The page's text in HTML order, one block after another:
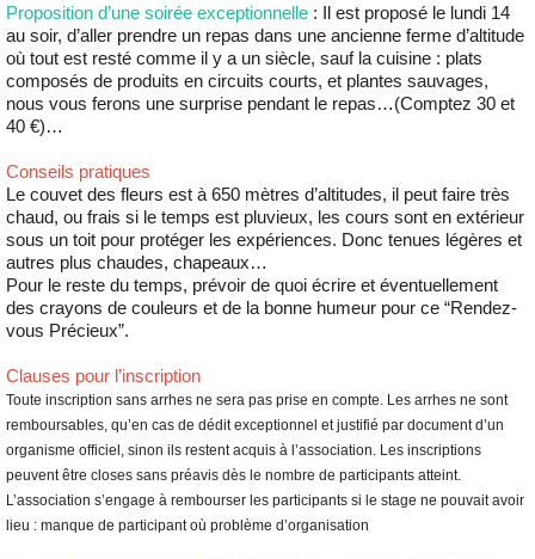
Proposition d’une soirée exceptionnelle : Il est proposé le lundi 14
au soir, d’aller prendre un repas dans une ancienne ferme d’altitude
où tout est resté comme il y a un siècle, sauf la cuisine : plats
composés de produits en circuits courts, et plantes sauvages,
nous vous ferons une surprise pendant le repas…(Comptez 30 et
40 €)…
Conseils pratiques
Le couvet des fleurs est à 650 mètres d’altitudes, il peut faire très
chaud, ou frais si le temps est pluvieux, les cours sont en extérieur
sous un toit pour protéger les expériences. Donc tenues légères et
autres plus chaudes, chapeaux…
Pour le reste du temps, prévoir de quoi écrire et éventuellement
des crayons de couleurs et de la bonne humeur pour ce “Rendez-
vous Précieux”.
Clauses pour l’inscription
Toute inscription sans arrhes ne sera pas prise en compte. Les arrhes ne sont
remboursables, qu’en cas de dédit exceptionnel et justifié par document d’un
organisme officiel, sinon ils restent acquis à l’association. Les inscriptions
peuvent être closes sans préavis dès le nombre de participants atteint.
L’association s’engage à rembourser les participants si le stage ne pouvait avoir
lieu : manque de participant où problème d’organisation